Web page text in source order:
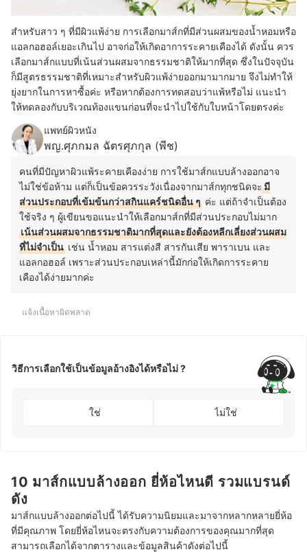
สำหรับสาว ๆ ที่มีผิวแพ้ง่าย การเลือกมาส์กที่มีส่วนผสมของน้ำหอมหรือ
แอลกอฮอล์เยอะเกินไป อาจก่อให้เกิดอาการระคายเคืองได้ ดังนั้น ควร
เลือกมาส์กแบบที่เน้นส่วนผสมจากธรรมชาติให้มากที่สุด ซึ่งในปัจจุบัน
ก็มีสูตรธรรมชาติที่เหมาะสำหรับผิวแพ้ง่ายออกมามากมาย จึงไม่ทำให้
ยุ่งยากในการหาซื้อค่ะ หรือหากต้องการทดสอบว่าแพ้หรือไม่ แนะนำ
ให้ทดลองกับบริเวณท้องแขนก่อนที่จะนำไปใช้กับใบหน้าโดยตรงค่ะ
แพทย์ผิวหนัง
พญ.ศุภกมล ฉัตรศุภกุล (พีช)
คนที่มีปัญหาผิวแพ้ระคายเคืองง่าย การใช้มาส์กแบบล้างออกอาจ
ไม่ใช่ข้อห้าม แต่ก็เป็นข้อควรระวังเนื่องจากมาส์กทุกชนิดจะมี
ส่วนประกอบที่เข้มข้นกว่าสกินแคร์ชนิดอื่น ๆ ค่ะ แต่ถ้าจำเป็นต้อง
ใช้จริง ๆ ผู้เขียนขอแนะนำให้เลือกมาส์กที่มีส่วนประกอบไม่มาก
เน้นส่วนผสมจากธรรมชาติมากที่สุดและยังต้องหลีกเลี่ยงส่วนผสม
ที่ไม่จำเป็น เช่น น้ำหอม สารแต่งสี สารกันเสีย พาราเบน และ
แอลกอฮอล์ เพราะส่วนประกอบเหล่านี้มักก่อให้เกิดการระคาย
เคืองได้ง่ายมากค่ะ
แจ้งเนื้อหาผิดพลาด
วิธีการเลือกใช้เป็นข้อมูลอ้างอิงได้หรือไม่ ?
ใช่ ไม่ใช่
10 มาส์กแบบล้างออก ยี่ห้อไหนดี รวมแบรนด์
ดัง
มาส์กแบบล้างออกต่อไปนี้ ได้รับความนิยมและมาจากหลากหลายยี่ห้อ
ที่มีคุณภาพ โดยยี่ห้อไหนจะตรงกับความต้องการของคุณมากที่สุด
สามารถเลือกได้จากตารางและข้อมูลสินค้าดังต่อไปนี้